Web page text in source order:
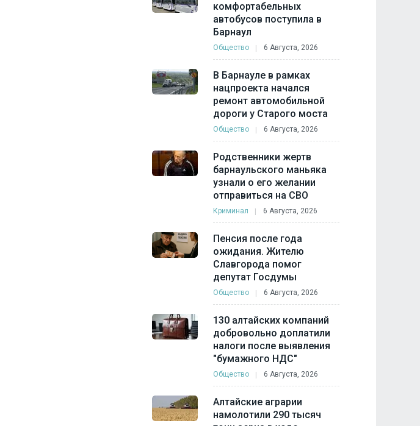
комфортабельных
автобусов поступила в
Барнаул
Общество 6 Августа, 2026
В Барнауле в рамках
нацпроекта начался
ремонт автомобильной
дороги у Старого моста
Общество 6 Августа, 2026
Родственники жертв
барнаульского маньяка
узнали о его желании
отправиться на СВО
Криминал 6 Августа, 2026
Пенсия после года
ожидания. Жителю
Славгорода помог
депутат Госдумы
Общество 6 Августа, 2026
130 алтайских компаний
добровольно доплатили
налоги после выявления
"бумажного НДС"
Общество 6 Августа, 2026
Алтайские аграрии
намолотили 290 тысяч